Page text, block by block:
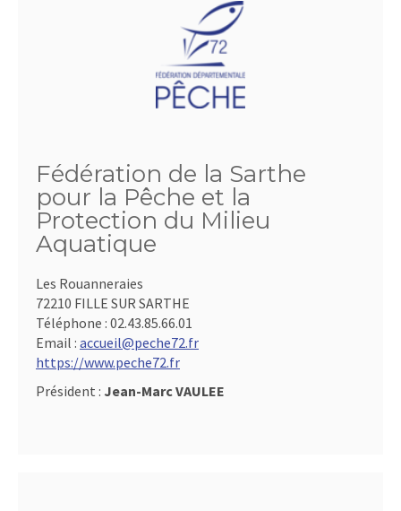
Fédération de la Sarthe
pour la Pêche et la
Protection du Milieu
Aquatique
Les Rouanneraies
72210 FILLE SUR SARTHE
Téléphone : 02.43.85.66.01
Email : accueil@peche72.fr
https://www.peche72.fr
Président : Jean-Marc VAULEE